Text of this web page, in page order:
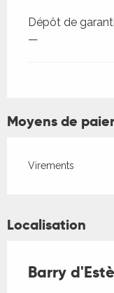
Dépôt de
—
Moyens de
Virements
Localisation
Barry